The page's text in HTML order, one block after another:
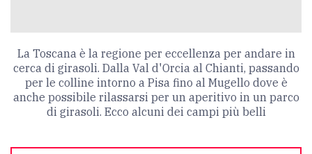
La Toscana è la regione per eccellenza per andare in
cerca di girasoli. Dalla Val d'Orcia al Chianti, passando
per le colline intorno a Pisa fino al Mugello dove è
anche possibile rilassarsi per un aperitivo in un parco
di girasoli. Ecco alcuni dei campi più belli